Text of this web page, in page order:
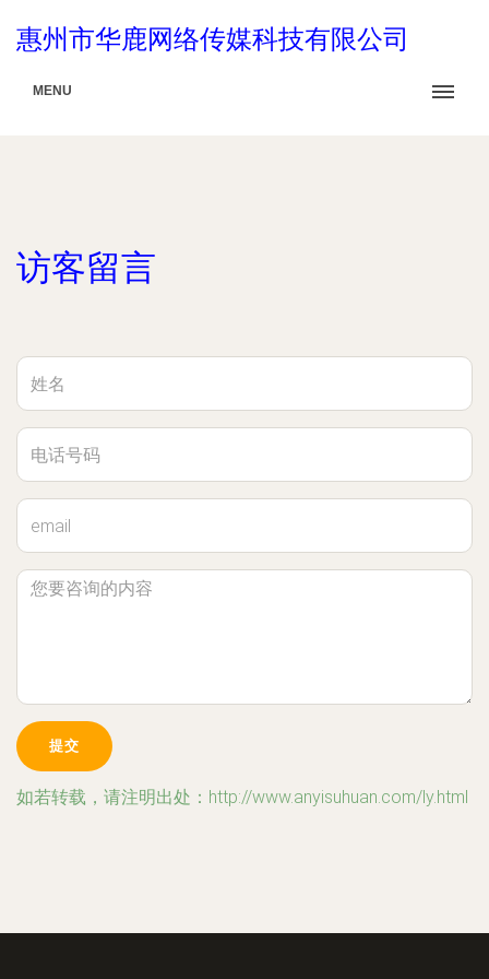
惠州市华鹿网络传媒科技有限公司
MENU
访客留言
如若转载，请注明出处：http://www.anyisuhuan.com/ly.html